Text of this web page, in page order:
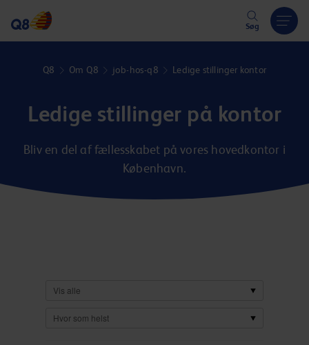
Søg
Q8 Om Q8 job-hos-q8 Ledige stillinger kontor
Ledige stillinger på kontor
Bliv en del af fællesskabet på vores hovedkontor i
København.